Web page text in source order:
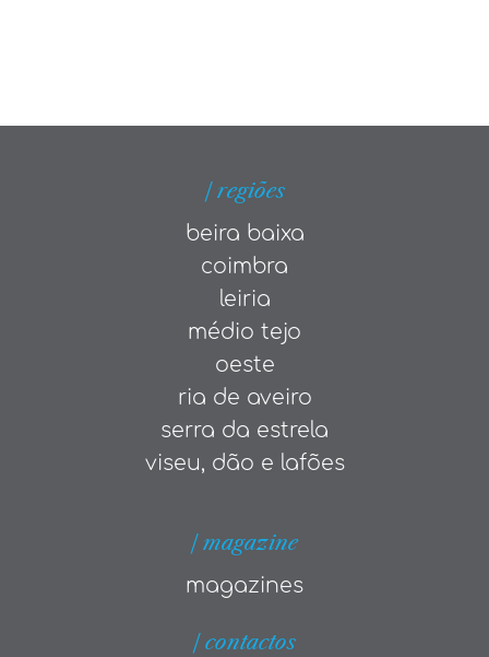
| regiões
beira baixa
coimbra
leiria
médio tejo
oeste
ria de aveiro
serra da estrela
viseu, dão e lafões
| magazine
magazines
| contactos